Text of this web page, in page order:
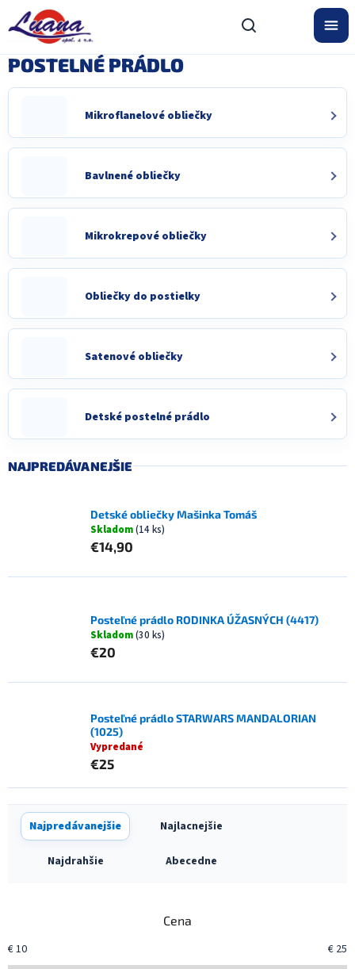
obsah
POSTELNÉ PRÁDLO
Mikroflanelové obliečky
Bavlnené obliečky
Mikrokrepové obliečky
Obliečky do postielky
Satenové obliečky
Detské postelné prádlo
NAJPREDÁVANEJŠIE
Detské obliečky Mašinka Tomáš
Skladom(14 ks)
€14,90
Posteľné prádlo RODINKA ÚŽASNÝCH (4417)
Skladom(30 ks)
€20
Posteľné prádlo STARWARS MANDALORIAN
(1025)
Vypredané
€25
R
a
p
Najpredávanejšie Najlacnejšie
Najdrahšie Abecedne
Cena
€10 € 25